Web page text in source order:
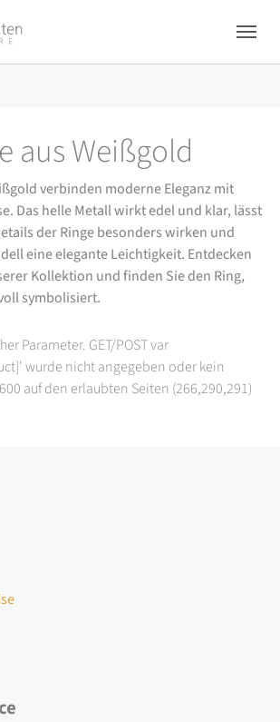
aus Weißgold
verbinden moderne Eleganz mit
Das helle Metall wirkt edel und klar, lässt
der Ringe besonders wirken und
eine elegante Leichtigkeit. Entdecken
Kollektion und finden Sie den Ring,
symbolisiert.
Parameter. GET/POST var
wurde nicht angegeben oder kein
auf den erlaubten Seiten (266,290,291)